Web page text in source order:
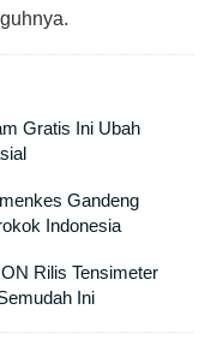
Gratis Ini Ubah
Gandeng
Indonesia
Rilis Tensimeter
Ini